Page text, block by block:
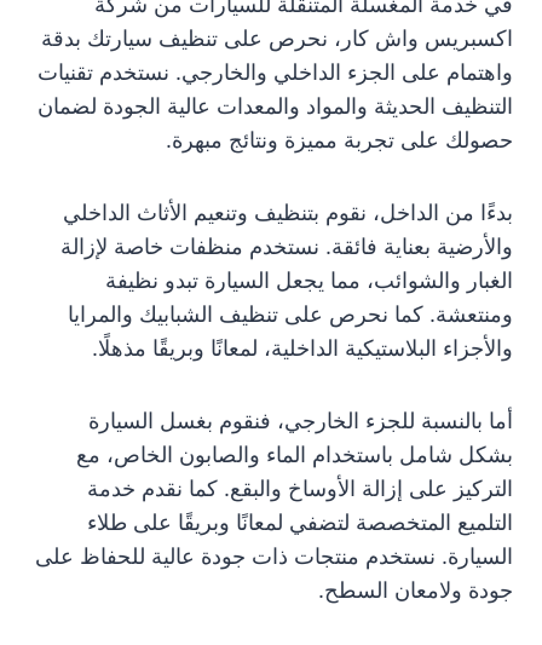
اكسبريس واش كار، نحرص على تنظيف سيارتك بدقة
واهتمام على الجزء الداخلي والخارجي. نستخدم تقنيات
التنظيف الحديثة والمواد والمعدات عالية الجودة لضمان
حصولك على تجربة مميزة ونتائج مبهرة.
بدءًا من الداخل، نقوم بتنظيف وتنعيم الأثاث الداخلي
والأرضية بعناية فائقة. نستخدم منظفات خاصة لإزالة
الغبار والشوائب، مما يجعل السيارة تبدو نظيفة
ومنتعشة. كما نحرص على تنظيف الشبابيك والمرايا
والأجزاء البلاستيكية الداخلية، لمعانًا وبريقًا مذهلًا.
أما بالنسبة للجزء الخارجي، فنقوم بغسل السيارة
بشكل شامل باستخدام الماء والصابون الخاص، مع
التركيز على إزالة الأوساخ والبقع. كما نقدم خدمة
التلميع المتخصصة لتضفي لمعانًا وبريقًا على طلاء
السيارة. نستخدم منتجات ذات جودة عالية للحفاظ على
جودة ولامعان السطح.